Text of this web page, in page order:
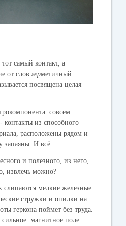
самый контакт, а
от словгерметичный
посвящена целая
совсем
контакты из способного
расположены рядом и
запаяны. И всё.
и полезного, из него,
извлечь можно?
слипаются мелкие железные
стружки и опилки на
геркона поймет без труда.
сильное магнитное поле